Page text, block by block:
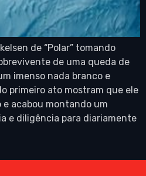
de “Polar” tomando
de uma queda de
imenso nada branco e
primeiro ato mostram que ele
acabou montando um
e diligência para diariamente